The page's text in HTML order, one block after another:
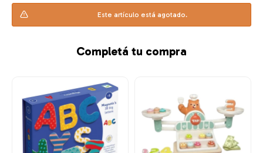
Este artículo está agotado.
Completá tu compra